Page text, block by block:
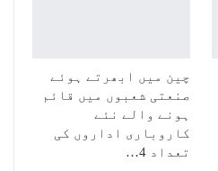
چین میں ابھرتے ہوئے
صنعتی شعبوں میں قائم
ہونے والے نئے
کاروباری اداروں کی
تعداد 4…